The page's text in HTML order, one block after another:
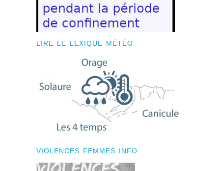
LIRE LE LEXIQUE MÉTÉO
VIOLENCES FEMMES INFO